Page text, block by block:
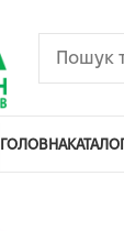
ГОЛОВНА